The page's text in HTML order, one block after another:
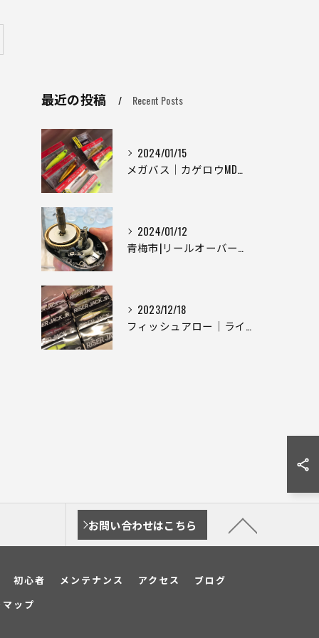
最近の投稿 Recent Posts
2024/01/15
メガバス｜カゲロウMD｜ジャイアントDOG-X｜ホムラ｜ハンクル｜フライ25｜【東京青梅市】釣具屋 釣具入荷情報
2024/01/12
青梅市|リールオーバーホール|西多摩地区|リールメンテナンス|one thousand
2023/12/18
フィッシュアロー｜ライザージャックJR｜Fish Arrow｜DRT｜【東京青梅市】釣具屋 釣具入荷情報
お問い合わせはこちら
初心者 メンテナンス アクセス
ブログ
ップ